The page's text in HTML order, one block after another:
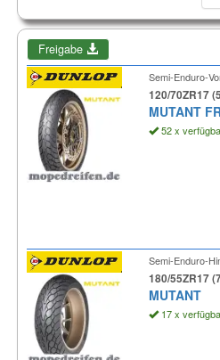
Freigabe
Semi-Enduro-
120/70ZR17
MUTANT
52 x
Semi-Enduro-
180/55ZR17
MUTANT
17 x